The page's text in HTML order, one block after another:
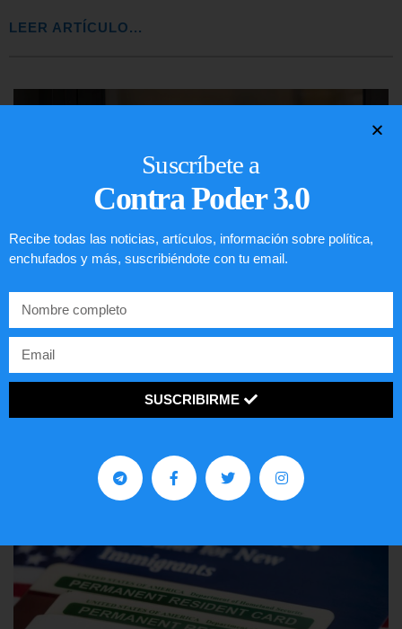
LEER ARTÍCULO...
Comunistas no son bienvenidos en
EE.UU.
Suscríbete a
Contra Poder 3.0
Recibe todas las noticias, artículos, información sobre política,
enchufados y más, suscribiéndote con tu email.
SUSCRIBIRME